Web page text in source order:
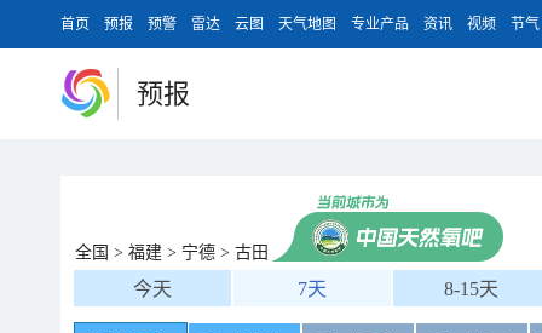
首页 预报 预警 雷达 云图 天气地图 专业产品 资讯 视频 节气
预报
全国 > 福建 > 宁德 > 古田
今天 7天 8-15天